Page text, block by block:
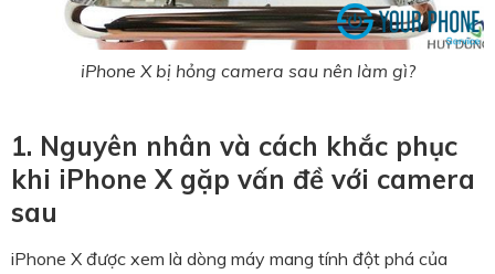
iPhone X bị hỏng camera sau nên làm gì?
1. Nguyên nhân và cách khắc phục
khi iPhone X gặp vấn đề với camera
sau
iPhone X được xem là dòng máy mang tính đột phá của